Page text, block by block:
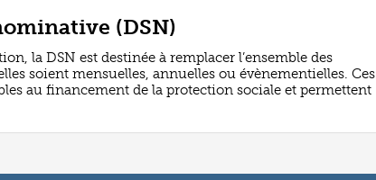
(DSN)
la DSN est destinée à remplacer l’ensemble des
soient mensuelles, annuelles ou évènementielles. Ces
au financement de la protection sociale et permettent